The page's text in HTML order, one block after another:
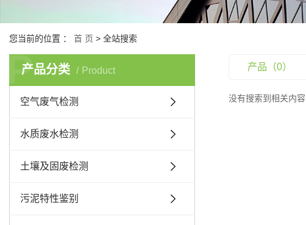
您当前的位置 ： 首 页 > 全站搜索
产品分类 Product
P
空气废气检测
水质废水检测
土壤及固废检测
污泥特性鉴别
产品（0）
没有搜索到相关内容